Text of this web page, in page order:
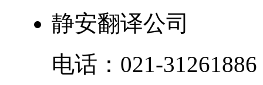
静安翻译公司
电话： 021-31261886